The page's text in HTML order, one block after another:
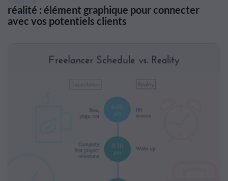
réalité : élément graphique pour connecter
avec vos potentiels clients